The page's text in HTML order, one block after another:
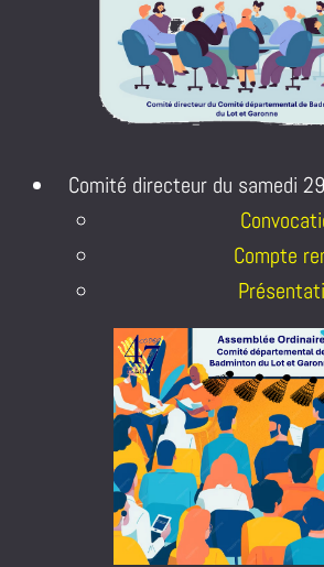
Comité directeur du samedi
Compte